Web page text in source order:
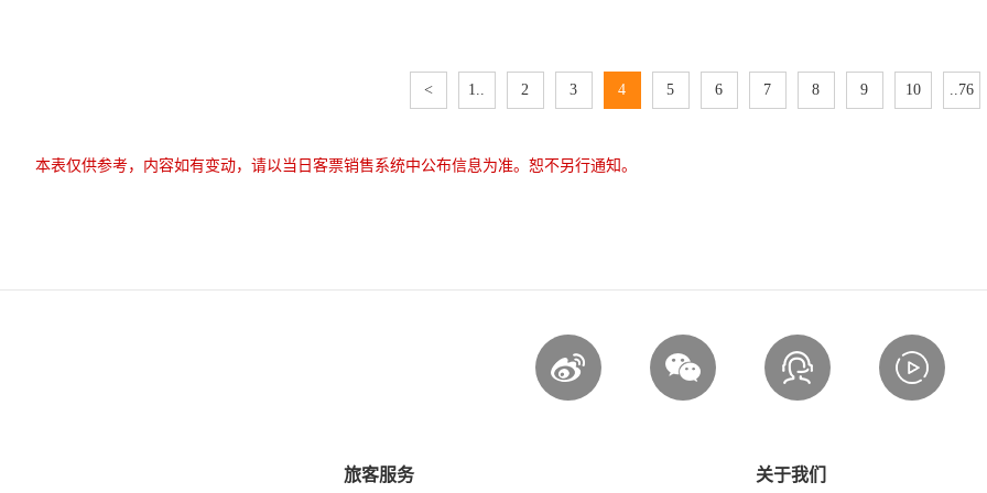
< 1.. 2 3 4 5 6 7 8 9 10 ..76
本表仅供参考，内容如有变动，请以当日客票销售系统中公布信息为准。恕不另行通知。
旅客服务 关于我们